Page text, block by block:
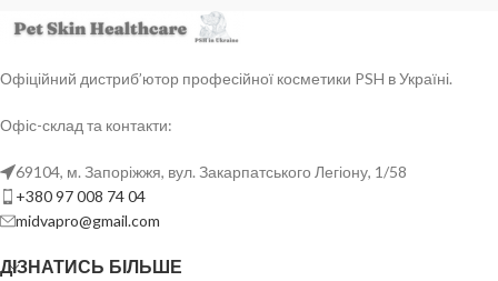
Офіційний дистриб’ютор професійної косметики PSH в Україні.
Офіс-склад та контакти:
69104, м. Запоріжжя, вул. Закарпатського Легіону, 1/58
+380 97 008 74 04
midvapro@gmail.com
ДІЗНАТИСЬ БІЛЬШЕ